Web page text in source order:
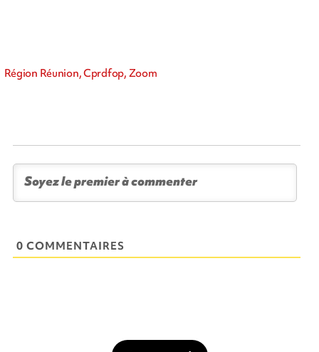
Région Réunion, Cprdfop, Zoom
0 COMMENTAIRES